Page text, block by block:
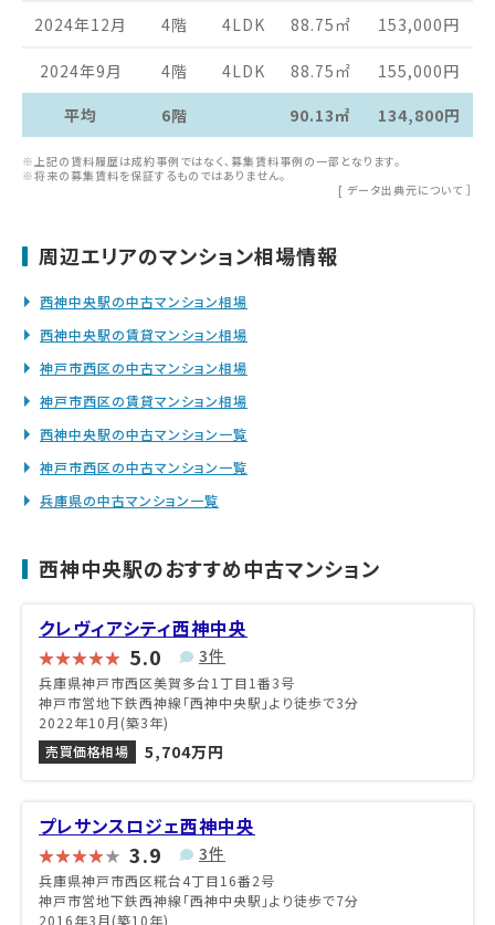
2024年12月 4階 4LDK 88.75 ㎡ 153,000円
2024年9月 4階 4LDK 88.75 ㎡ 155,000円
平均
6階 90.13㎡ 134,800円
※上記の賃料履歴は成約事例ではなく、募集賃料事例の一部となります。
※将来の募集賃料を保証するものではありません。
[ データ出典元について ］
周辺エリアのマンション相場情報
西神中央駅の中古マンション相場
西神中央駅の賃貸マンション相場
神戸市西区の中古マンション相場
神戸市西区の賃貸マンション相場
西神中央駅の中古マンション一覧
神戸市西区の中古マンション一覧
兵庫県の中古マンション一覧
西神中央駅のおすすめ中古マンション
クレヴィアシティ西神中央
5.0 3件
兵庫県神戸市西区美賀多台1丁目1番3号
神戸市営地下鉄西神線「西神中央駅」より徒歩で3分
2022年10月(築3年)
売買価格相場
5,704万円
プレサンスロジェ西神中央
3.9 3件
兵庫県神戸市西区糀台4丁目16番2号
神戸市営地下鉄西神線「西神中央駅」より徒歩で7分
2016年3月(築10年)